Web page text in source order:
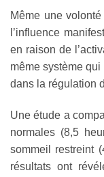
Même une
l’influence
en raison de
même système
dans la régulation
Une étude a
normales (8,5
sommeil restreint
résultats ont